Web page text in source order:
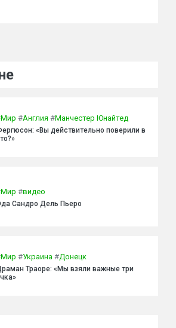
Мир #Англия #Манчестер Юнайтед
«Вы действительно поверили в
Мир #видео
Сандро Дель Пьеро
Мир #Украина #Донецк
Траоре: «Мы взяли важные три